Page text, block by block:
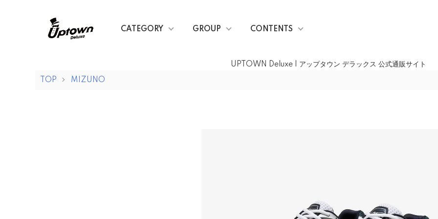
UPTOWN Deluxe | アップタウン デラックス 公式通販サイト
CATEGORY GROUP CONTENTS
TOP MIZUNO